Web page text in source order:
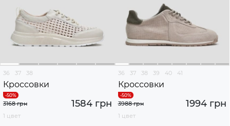
36 37 38
Кроссовки
1584 грн
3168 грн
1 цвет
36 37 38 39 40 41
Кроссовки
1994 грн
3988 грн
1 цвет